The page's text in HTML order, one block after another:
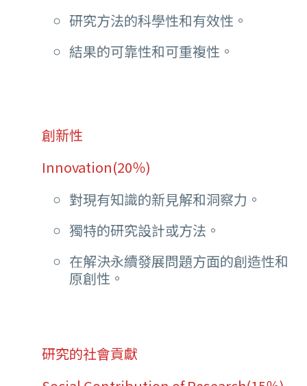
研究方法的科學性和有效性。
結果的可靠性和可重複性。
創新性
Innovation(20％)
對現有知識的新見解和洞察力。
獨特的研究設計或方法。
在解決永續發展問題方面的創造性和
原創性。
研究的社會貢獻